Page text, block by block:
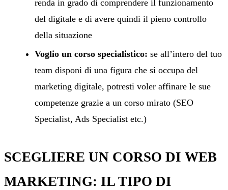
renda in grado di comprendere il funzionamento
del digitale e di avere quindi il pieno controllo
della situazione
Voglio un corso specialistico: se all’intero del tuo
team disponi di una figura che si occupa del
marketing digitale, potresti voler affinare le sue
competenze grazie a un corso mirato (SEO
Specialist, Ads Specialist etc.)
SCEGLIERE UN CORSO DI WEB
MARKETING: IL TIPO DI